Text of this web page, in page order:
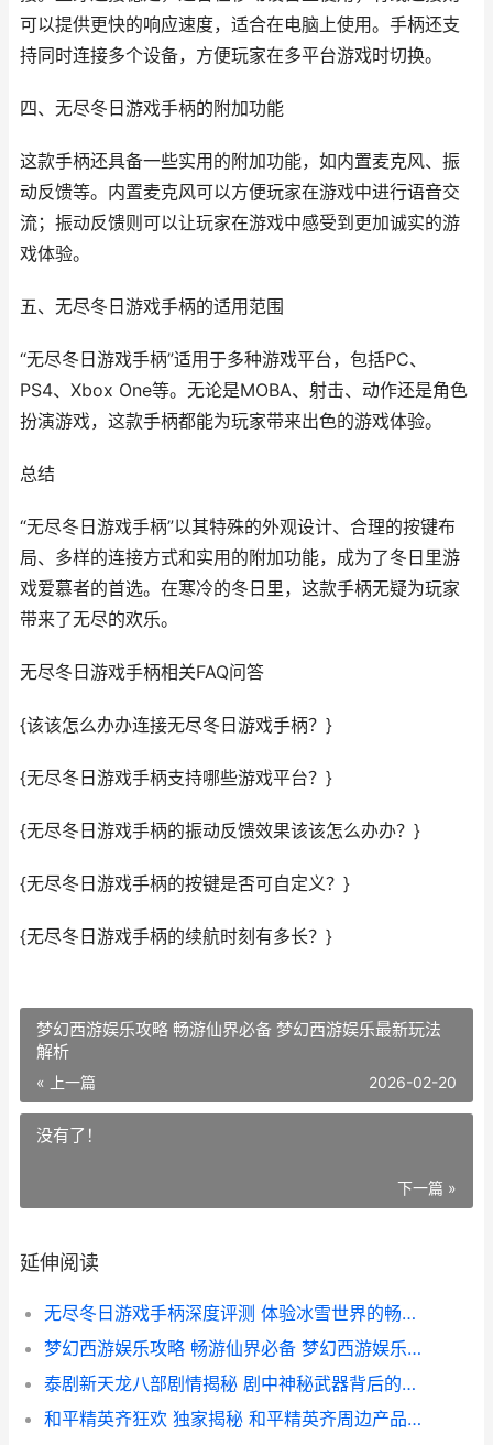
可以提供更快的响应速度，适合在电脑上使用。手柄还支
持同时连接多个设备，方便玩家在多平台游戏时切换。
四、无尽冬日游戏手柄的附加功能
这款手柄还具备一些实用的附加功能，如内置麦克风、振
动反馈等。内置麦克风可以方便玩家在游戏中进行语音交
流；振动反馈则可以让玩家在游戏中感受到更加诚实的游
戏体验。
五、无尽冬日游戏手柄的适用范围
“无尽冬日游戏手柄”适用于多种游戏平台，包括PC、
PS4、Xbox One等。无论是MOBA、射击、动作还是角色
扮演游戏，这款手柄都能为玩家带来出色的游戏体验。
总结
“无尽冬日游戏手柄”以其特殊的外观设计、合理的按键布
局、多样的连接方式和实用的附加功能，成为了冬日里游
戏爱慕者的首选。在寒冷的冬日里，这款手柄无疑为玩家
带来了无尽的欢乐。
无尽冬日游戏手柄相关FAQ问答
{该该怎么办办连接无尽冬日游戏手柄？}
{无尽冬日游戏手柄支持哪些游戏平台？}
{无尽冬日游戏手柄的振动反馈效果该该怎么办办？}
{无尽冬日游戏手柄的按键是否可自定义？}
{无尽冬日游戏手柄的续航时刻有多长？}
梦幻西游娱乐攻略 畅游仙界必备 梦幻西游娱乐最新玩法
解析
« 上一篇 2026-02-20
没有了！
下一篇 »
延伸阅读
无尽冬日游戏手柄深度评测 体验冰雪世界的畅快操控
梦幻西游娱乐攻略 畅游仙界必备 梦幻西游娱乐最新玩法解析
泰剧新天龙八部剧情揭秘 剧中神秘武器背后的故事
和平精英齐狂欢 独家揭秘 和平精英齐周边产品价格大汇总